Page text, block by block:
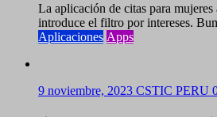
La aplicación de citas para
introduce el filtro por intereses.
Aplicaciones Apps
9 noviembre, 2023 CSTIC PERU